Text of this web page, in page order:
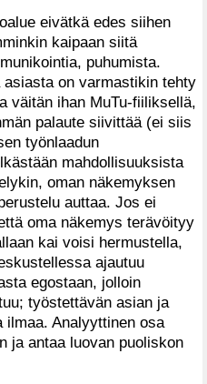
eivätkä edes siihen
kaipaan siitä
puhumista.
on varmastikin tehty
väitän ihan MuTu-fiiliksellä,
palaute siivittää (ei siis
työnlaadun
mahdollisuuksista
oman näkemyksen
auttaa. Jos ei
oma näkemys terävöityy
kai voisi hermustella,
ajautuu
egostaan, jolloin
työstettävän asian ja
Analyyttinen osa
ja antaa luovan puoliskon